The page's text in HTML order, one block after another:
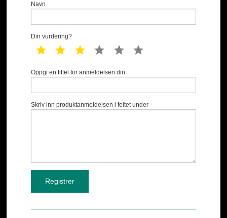
Navn
Din vurdering?
1 star 2 star 3 star 4 star 5 star
Oppgi en tittel for anmeldelsen din
Skriv inn produktanmeldelsen i feltet under